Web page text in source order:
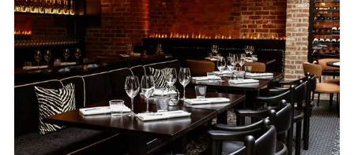
teollisuus- ja datakeskusasiakkaita Pohjois-Suomen
alueella.